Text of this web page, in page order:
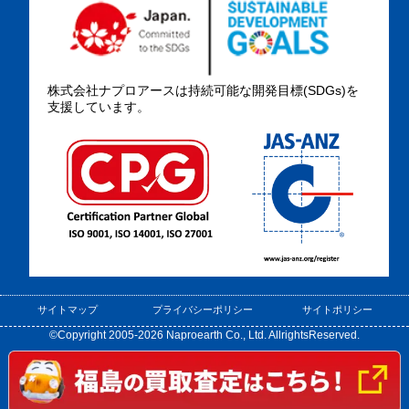
株式会社ナプロアースは持続可能な開発目標(SDGs)を
支援しています。
サイトマップ プライバシーポリシー サイトポリシー
©Copyright 2005-2026 Naproearth Co., Ltd. AllrightsReserved.